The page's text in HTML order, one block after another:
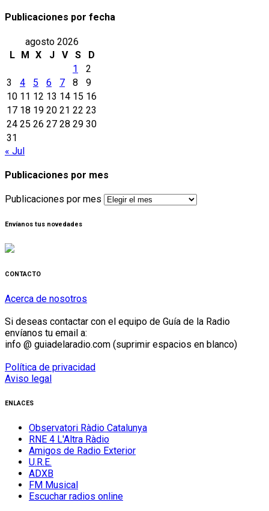
Publicaciones por fecha
agosto 2026
L
M X J V S
D
1
2
3
4 5 6 7 8
9
10 11 12 13 14 15 16
17 18 19 20 21 22 23
24 25 26 27 28 29 30
31
« Jul
Publicaciones por mes
Publicaciones por mes
Envíanos tus novedades
CONTACTO
Acerca de nosotros
Si deseas contactar con el equipo de Guía de la Radio
envíanos tu email a:
info @ guiadelaradio.com (suprimir espacios en blanco)
Política de privacidad
Aviso legal
ENLACES
Observatori Ràdio Catalunya
RNE 4 L'Altra Ràdio
Amigos de Radio Exterior
U.R.E.
ADXB
FM Musical
Escuchar radios online